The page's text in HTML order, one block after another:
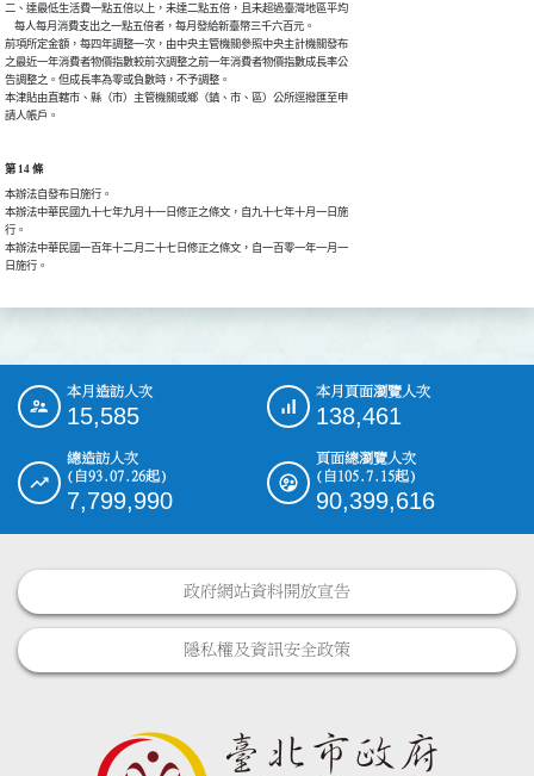
二、達最低生活費一點五倍以上，未達二點五倍，且未超過臺灣地區平均
    每人每月消費支出之一點五倍者，每月發給新臺幣三千六百元。
前項所定金額，每四年調整一次，由中央主管機關參照中央主計機關發布
之最近一年消費者物價指數較前次調整之前一年消費者物價指數成長率公
告調整之。但成長率為零或負數時，不予調整。
本津貼由直轄市、縣（市）主管機關或鄉（鎮、市、區）公所逕撥匯至申
請人帳戶。
第 14 條
本辦法自發布日施行。
本辦法中華民國九十七年九月十一日修正之條文，自九十七年十月一日施
行。
本辦法中華民國一百年十二月二十七日修正之條文，自一百零一年一月一
日施行。
::: 本月造訪人次
15,585
本月頁面瀏覽人次
138,461
總造訪人次
(自93.07.26起)
7,799,990
頁面總瀏覽人次
(自105.7.15起)
90,399,616
政府網站資料開放宣告
隱私權及資訊安全政策